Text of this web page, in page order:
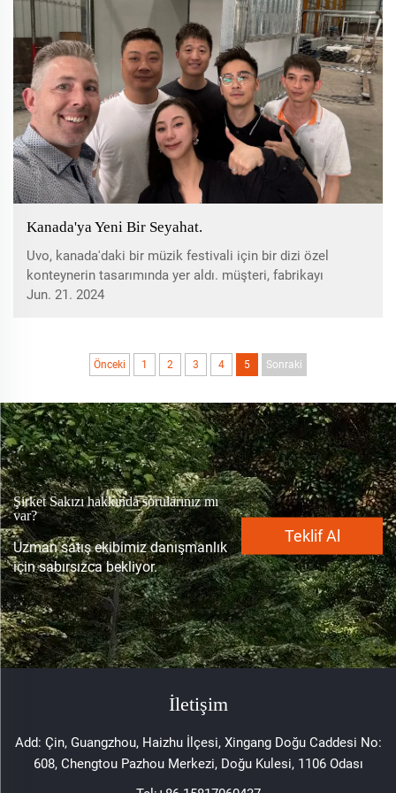
Kanada'ya Yeni Bir Seyahat.
Uvo, kanada'daki bir müzik festivali için bir dizi özel
konteynerin tasarımında yer aldı. müşteri, fabrikayı
incelemek, ürün ayrıntılarını görüşmek ve iç tasarımını
Jun. 21. 2024
Önceki 1 2 3 4 5 Sonraki
Şirket Sakızı hakkında sorularınız mı
var?
Uzman satış ekibimiz danışmanlık
için sabırsızca bekliyor.
Teklif Al
İletişim
Add: Çin, Guangzhou, Haizhu İlçesi, Xingang Doğu Caddesi No:
608, Chengtou Pazhou Merkezi, Doğu Kulesi, 1106 Odası